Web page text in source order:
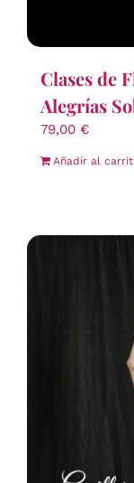
Clases de
Alegrías
79,00 €
Añadir al